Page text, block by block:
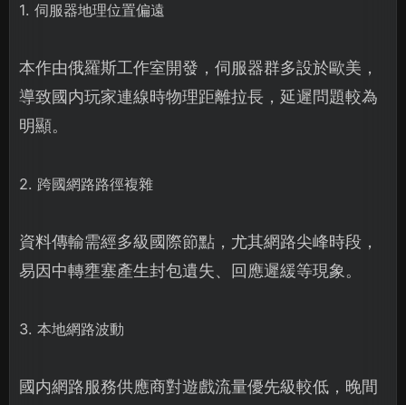
1. 伺服器地理位置偏遠
本作由俄羅斯工作室開發，伺服器群多設於歐美，
導致國内玩家連線時物理距離拉長，延遲問題較為
明顯。
2. 跨國網路路徑複雜
資料傳輸需經多級國際節點，尤其網路尖峰時段，
易因中轉壅塞產生封包遺失、回應遲緩等現象。
3. 本地網路波動
國内網路服務供應商對遊戲流量優先級較低，晚間